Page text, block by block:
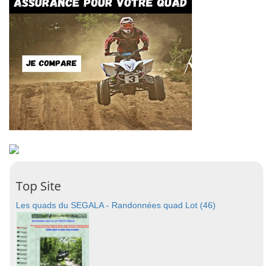
Top Site
Les quads du SEGALA - Randonnées quad Lot (46)